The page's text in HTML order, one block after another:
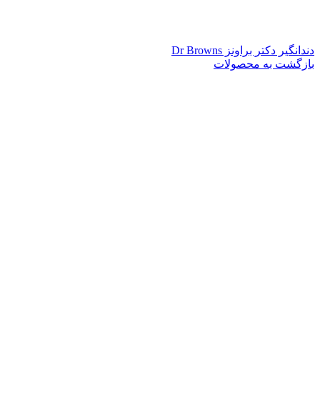
دندانگیر دکتر براونز Dr Browns
بازگشت به محصولات